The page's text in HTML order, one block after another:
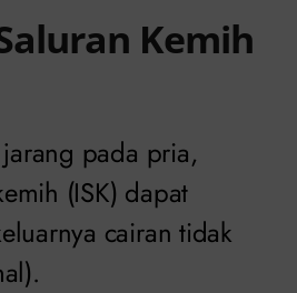
Kemih
pada pria,
(ISK) dapat
cairan tidak